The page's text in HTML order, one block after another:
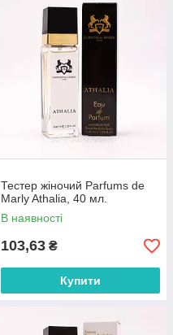
Тестер жіночий Parfums de
Marly Athalia, 40 мл.
В наявності
103,63 ₴
Купити